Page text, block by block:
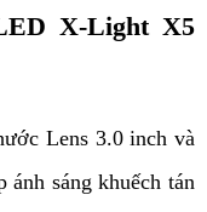
X-Light X5
Lens 3.0 inch và
ánh sáng khuếch tán